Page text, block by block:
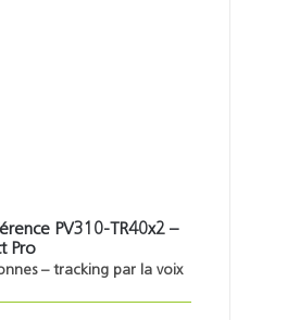
PV310-TR40x2 –
Pro
– tracking par la voix